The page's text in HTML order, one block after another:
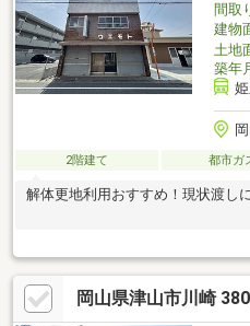
間取
建物
土地
築年
2階建て 都市ガ
解体更地利用おすすめ！現状渡し
岡山県津山市川崎